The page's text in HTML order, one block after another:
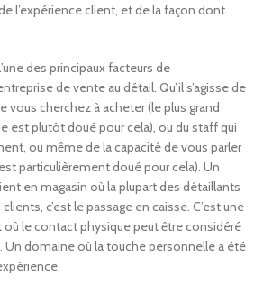
l’expérience client, et de la façon dont
des principaux facteurs de
de vente au détail. Qu’il s’agisse de
vous cherchez à acheter (le plus grand
est plutôt doué pour cela), ou du staff qui
ou même de la capacité de vous parler
particulièrement doué pour cela). Un
en magasin où la plupart des détaillants
c’est le passage en caisse. C’est une
où le contact physique peut être considéré
Un domaine où la touche personnelle a été